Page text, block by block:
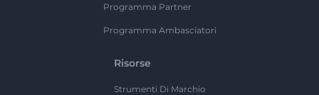
Programma Partner
Programma Ambasciatori
Risorse
Strumenti Di Marchio